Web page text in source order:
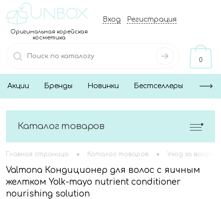
Оригинальная корейская
косметика
Вход Регистрация
0
Акции Бренды Новинки Бестселлеры
Каталог товаров
Главная страница • Каталог товаров • Уход за
Valmona Кондиционер для волос с яичным
желтком Yolk-mayo nutrient conditioner
nourishing solution